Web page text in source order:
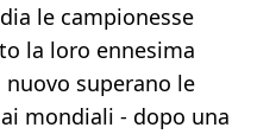
le campionesse
la loro ennesima
superano le
mondiali - dopo una